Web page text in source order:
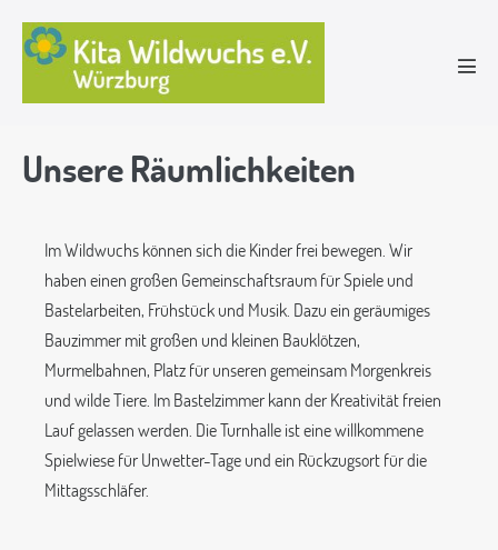
Unsere Räumlichkeiten
Im Wildwuchs können sich die Kinder frei bewegen. Wir
haben einen großen Gemeinschaftsraum für Spiele und
Bastelarbeiten, Frühstück und Musik. Dazu ein geräumiges
Bauzimmer mit großen und kleinen Bauklötzen,
Murmelbahnen, Platz für unseren gemeinsam Morgenkreis
und wilde Tiere. Im Bastelzimmer kann der Kreativität freien
Lauf gelassen werden. Die Turnhalle ist eine willkommene
Spielwiese für Unwetter-Tage und ein Rückzugsort für die
Mittagsschläfer.